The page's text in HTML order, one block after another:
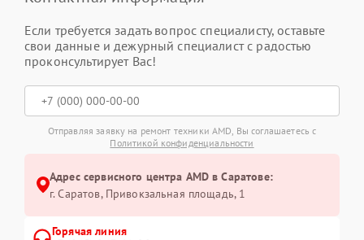
Если требуется задать вопрос специалисту, оставьте
свои данные и дежурный специалист с радостью
проконсультирует Вас!
Отправляя заявку на ремонт техники AMD, Вы соглашаетесь с
Политикой конфиденциальности
Адрес сервисного центра AMD в Саратове:
г. Саратов, Привокзальная площадь, 1
Горячая линия